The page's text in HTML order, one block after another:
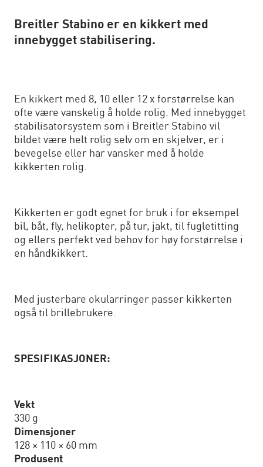
Breitler Stabino er en kikkert med
innebygget stabilisering.
En kikkert med 8, 10 eller 12 x forstørrelse kan
ofte være vanskelig å holde rolig. Med inne­bygget
stabilisatorsystem som i Breitler Stabino vil
bildet være helt rolig selv om en skjelver, er i
bevegelse eller har vansker med å holde
kikkerten rolig.
Kikkerten er godt egnet for bruk i for eksempel
bil, båt, fly, helikopter, på tur, jakt, til fugletitting
og ellers perfekt ved behov for høy forstørrelse i
en håndkikkert.
Med justerbare okularringer passer kikkerten
også til brillebrukere.
SPESIFIKASJONER:
Vekt
330 g
Dimensjoner
128 × 110 × 60 mm
Produsent